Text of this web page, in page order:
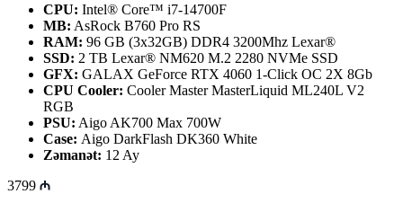
CPU: Intel® Core™ i7-14700F
MB: AsRock B760 Pro RS
RAM: 96 GB (3x32GB) DDR4 3200Mhz Lexar®
SSD: 2 TB Lexar® NM620 M.2 2280 NVMe SSD
GFX: GALAX GeForce RTX 4060 1-Click OC 2X 8Gb
CPU Cooler: Cooler Master MasterLiquid ML240L V2
RGB
PSU: Aigo AK700 Max 700W
Case: Aigo DarkFlash DK360 White
Zəmanət: 12 Ay
3799